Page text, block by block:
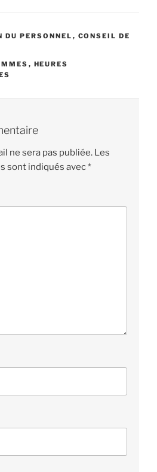
PERSONNEL , CONSEIL DE
, HEURES
ne sera pas publiée. Les
sont indiqués avec*